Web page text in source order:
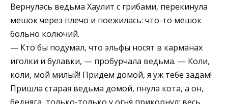
Вернулась ведьма Хаулит с грибами, перекинула
мешок через плечо и поежилась: что-то мешок
больно колючий.
— Кто бы подумал, что эльфы носят в карманах
иголки и булавки, — пробурчала ведьма. — Коли,
коли, мой милый! Придем домой, я уж тебе задам!
Пришла старая ведьма домой, пнула кота, а он,